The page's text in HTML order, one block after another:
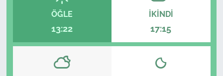
ÖĞLE
13:22
İKINDI
17:15